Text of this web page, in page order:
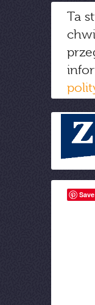
Ta
Save